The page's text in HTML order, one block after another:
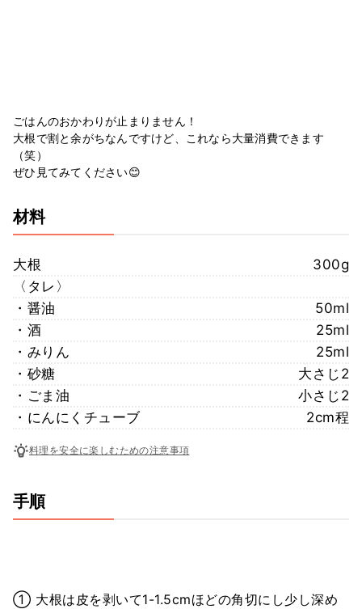
ごはんのおかわりが止まりません！
大根で割と余がちなんですけど、これなら大量消費できます
（笑）
ぜひ見てみてください😊
材料
大根
300g
〈タレ〉
・醤油
50ml
・酒
25ml
・みりん
25ml
・砂糖
大さじ2
・ごま油
小さじ2
・にんにくチューブ
2cm程
料理を安全に楽しむための注意事項
手順
① 大根は皮を剥いて1-1.5cmほどの角切にし少し深め